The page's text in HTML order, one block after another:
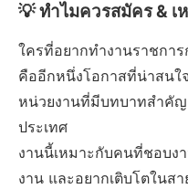
💡 ทำไมควรสมัคร & เ
ใครที่อยากทำงานราชกา
คืออีกหนึ่งโอกาสที่น่าสนใ
หน่วยงานที่มีบทบาทสำคั
ประเทศ
งานนี้เหมาะกับคนที่ชอบง
งาน และอยากเติบโตในส